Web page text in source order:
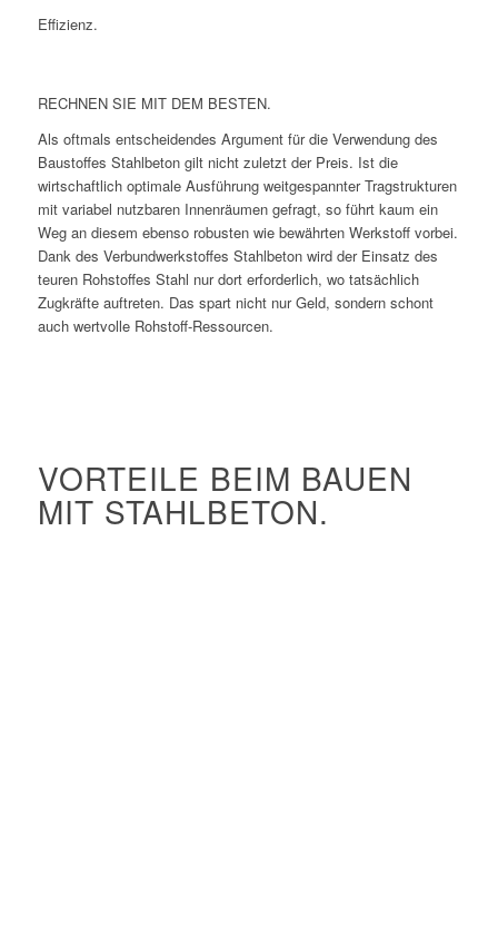
Effizienz.
RECHNEN SIE MIT DEM BESTEN.
Als oftmals entscheidendes Argument für die Verwendung des
Baustoffes Stahlbeton gilt nicht zuletzt der Preis. Ist die
wirtschaftlich optimale Ausführung weitgespannter Tragstrukturen
mit variabel nutzbaren Innenräumen gefragt, so führt kaum ein
Weg an diesem ebenso robusten wie bewährten Werkstoff vorbei.
Dank des Verbundwerkstoffes Stahlbeton wird der Einsatz des
teuren Rohstoffes Stahl nur dort erforderlich, wo tatsächlich
Zugkräfte auftreten. Das spart nicht nur Geld, sondern schont
auch wertvolle Rohstoff-Ressourcen.
VORTEILE BEIM BAUEN
MIT STAHLBETON.